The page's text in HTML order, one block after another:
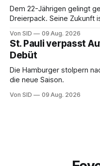
Dem 22-Jährigen gelingt
Dreierpack. Seine Zukunft
Von SID 09 Aug. 2026
St. Pauli verpasst
Debüt
Die Hamburger stolpern
die neue Saison.
Von SID 09 Aug. 2026